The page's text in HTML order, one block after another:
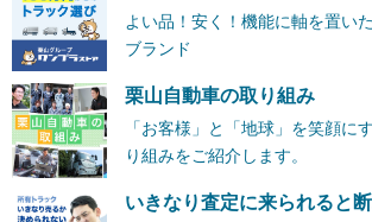
よい品！安く！機能に軸を置い
ブランド
栗山自動車の取り組み
「お客様」と「地球」を笑顔に
り組みをご紹介します。
いきなり査定に来られると